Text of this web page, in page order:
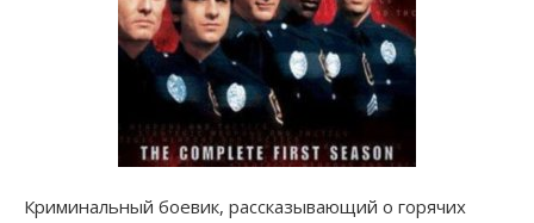
Криминальный боевик, рассказывающий о горячих